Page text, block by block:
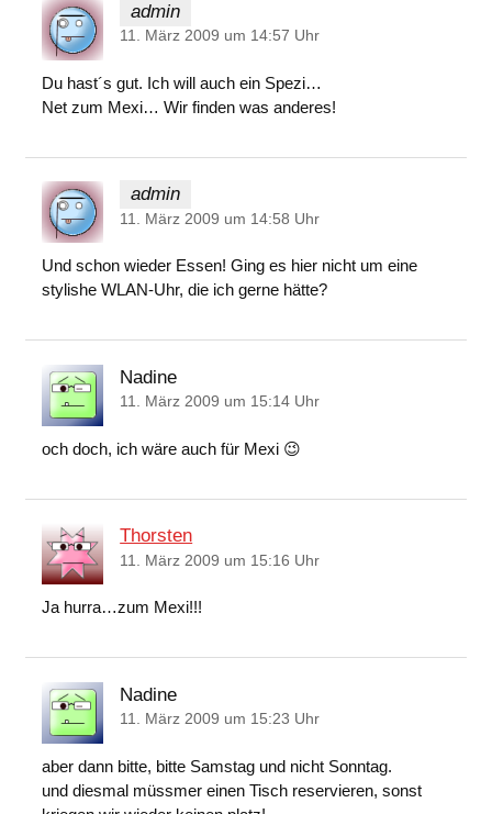
admin
11. März 2009 um 14:57 Uhr
Du hast´s gut. Ich will auch ein Spezi…
Net zum Mexi… Wir finden was anderes!
admin
11. März 2009 um 14:58 Uhr
Und schon wieder Essen! Ging es hier nicht um eine
stylishe WLAN-Uhr, die ich gerne hätte?
Nadine
11. März 2009 um 15:14 Uhr
och doch, ich wäre auch für Mexi 😉
Thorsten
11. März 2009 um 15:16 Uhr
Ja hurra…zum Mexi!!!
Nadine
11. März 2009 um 15:23 Uhr
aber dann bitte, bitte Samstag und nicht Sonntag.
und diesmal müssmer einen Tisch reservieren, sonst